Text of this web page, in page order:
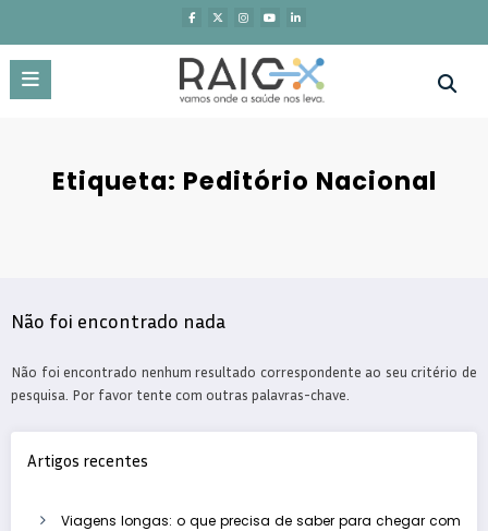
o
conteúdo
Etiqueta: Peditório Nacional
Não foi encontrado nada
Não foi encontrado nenhum resultado correspondente ao seu critério de
pesquisa. Por favor tente com outras palavras-chave.
Artigos recentes
Viagens longas: o que precisa de saber para chegar com